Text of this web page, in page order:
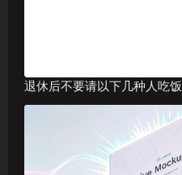
退休后不要请以下几种人吃饭